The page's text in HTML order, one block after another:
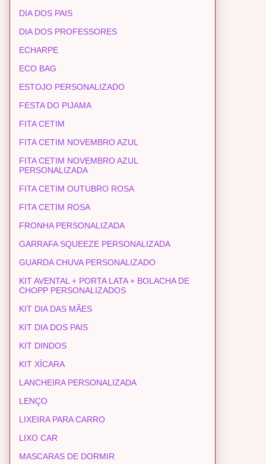
DIA DOS PAIS
DIA DOS PROFESSORES
ECHARPE
ECO BAG
ESTOJO PERSONALIZADO
FESTA DO PIJAMA
FITA CETIM
FITA CETIM NOVEMBRO AZUL
FITA CETIM NOVEMBRO AZUL
PERSONALIZADA
FITA CETIM OUTUBRO ROSA
FITA CETIM ROSA
FRONHA PERSONALIZADA
GARRAFA SQUEEZE PERSONALIZADA
GUARDA CHUVA PERSONALIZADO
KIT AVENTAL + PORTA LATA + BOLACHA DE
CHOPP PERSONALIZADOS
KIT DIA DAS MÃES
KIT DIA DOS PAIS
KIT DINDOS
KIT XÍCARA
LANCHEIRA PERSONALIZADA
LENÇO
LIXEIRA PARA CARRO
LIXO CAR
MASCARAS DE DORMIR